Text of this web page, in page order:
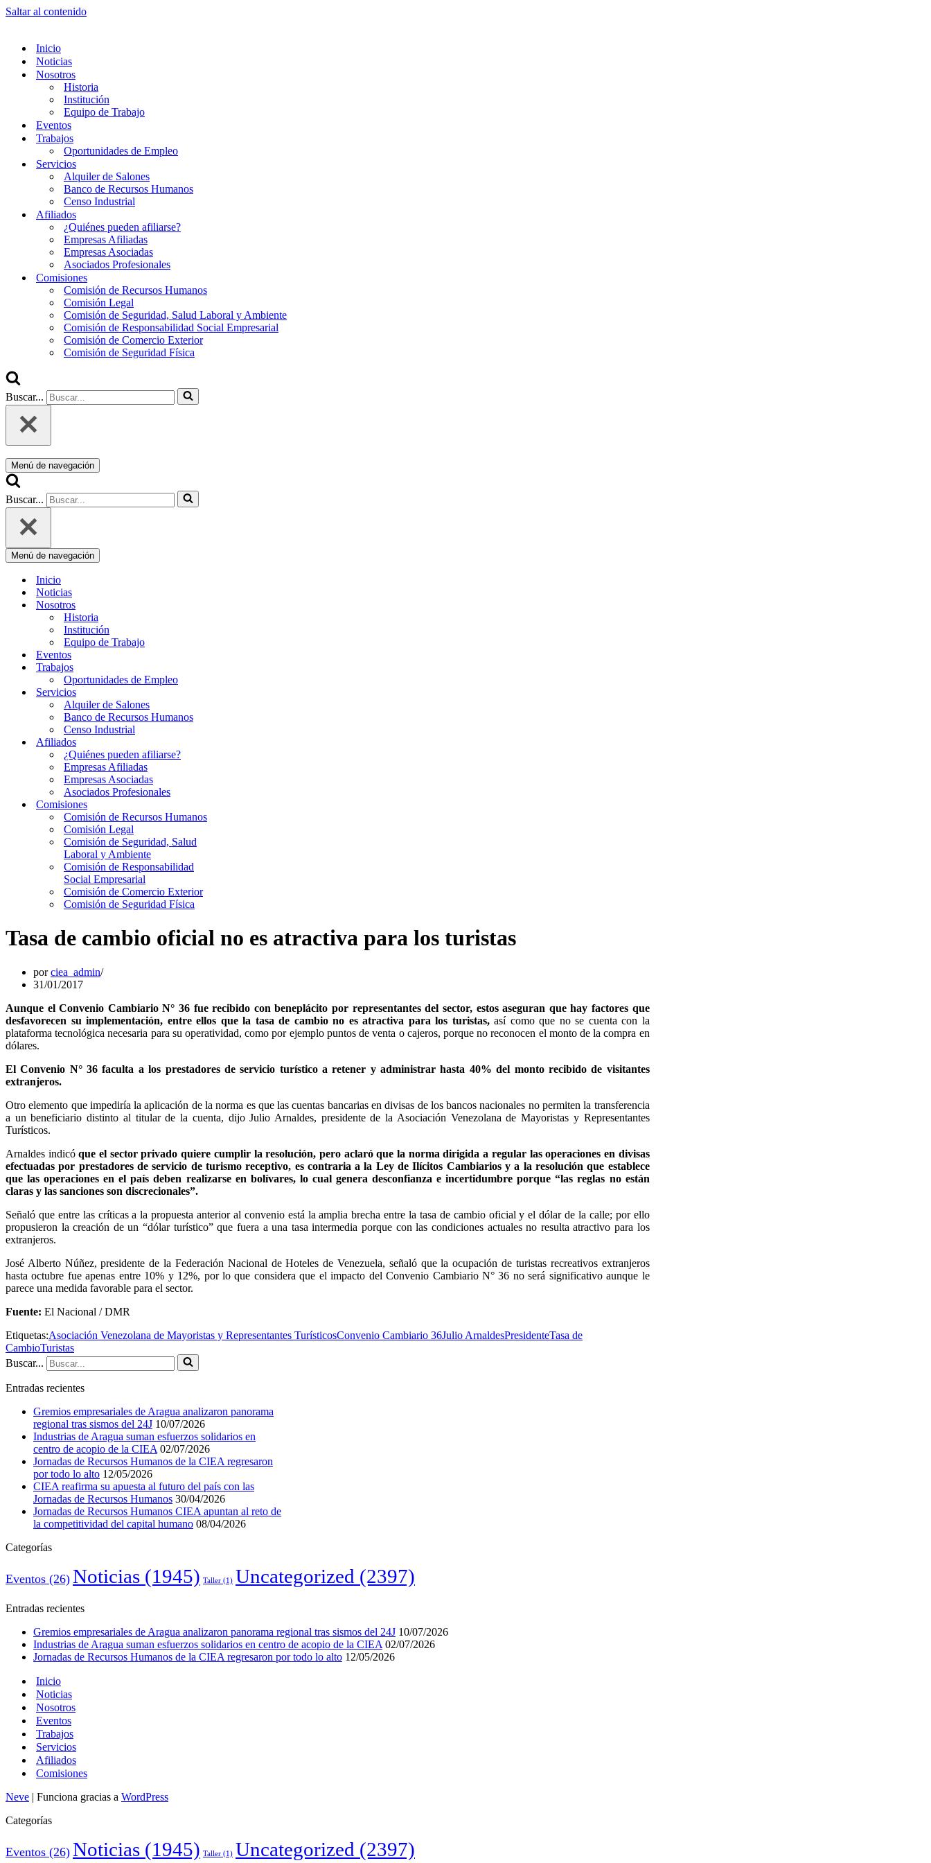
Saltar al contenido
Inicio
Noticias
Nosotros
Historia
Institución
Equipo de Trabajo
Eventos
Trabajos
Oportunidades de Empleo
Servicios
Alquiler de Salones
Banco de Recursos Humanos
Censo Industrial
Afiliados
¿Quiénes pueden afiliarse?
Empresas Afiliadas
Empresas Asociadas
Asociados Profesionales
Comisiones
Comisión de Recursos Humanos
Comisión Legal
Comisión de Seguridad, Salud Laboral y Ambiente
Comisión de Responsabilidad Social Empresarial
Comisión de Comercio Exterior
Comisión de Seguridad Física
Buscar...
Menú de navegación
Buscar...
Menú de navegación
Inicio
Noticias
Nosotros
Historia
Institución
Equipo de Trabajo
Eventos
Trabajos
Oportunidades de Empleo
Servicios
Alquiler de Salones
Banco de Recursos Humanos
Censo Industrial
Afiliados
¿Quiénes pueden afiliarse?
Empresas Afiliadas
Empresas Asociadas
Asociados Profesionales
Comisiones
Comisión de Recursos Humanos
Comisión Legal
Comisión de Seguridad, Salud
Laboral y Ambiente
Comisión de Responsabilidad
Social Empresarial
Comisión de Comercio Exterior
Comisión de Seguridad Física
Tasa de cambio oficial no es atractiva para los turistas
porciea_admin
31/01/2017
Aunque el Convenio Cambiario N° 36 fue recibido con beneplácito por representantes del sector, estos aseguran que hay factores que
desfavorecen su implementación, entre ellos que la tasa de cambio no es atractiva para los turistas,así como que no se cuenta con la
plataforma tecnológica necesaria para su operatividad, como por ejemplo puntos de venta o cajeros, porque no reconocen el monto de la compra en
dólares.
El Convenio N° 36 faculta a los prestadores de servicio turístico a retener y administrar hasta 40% del monto recibido de visitantes
extranjeros.
Otro elemento que impediría la aplicación de la norma es que las cuentas bancarias en divisas de los bancos nacionales no permiten la transferencia
a un beneficiario distinto al titular de la cuenta, dijo Julio Arnaldes, presidente de la Asociación Venezolana de Mayoristas y Representantes
Turísticos.
Arnaldes indicóque el sector privado quiere cumplir la resolución, pero aclaró que la norma dirigida a regular las operaciones en divisas
efectuadas por prestadores de servicio de turismo receptivo, es contraria a la Ley de Ilícitos Cambiarios y a la resolución que establece
que las operaciones en el país deben realizarse en bolívares, lo cual genera desconfianza e incertidumbre porque “las reglas no están
claras y las sanciones son discrecionales”.
Señaló que entre las críticas a la propuesta anterior al convenio está la amplia brecha entre la tasa de cambio oficial y el dólar de la calle; por ello
propusieron la creación de un “dólar turístico” que fuera a una tasa intermedia porque con las condiciones actuales no resulta atractivo para los
extranjeros.
José Alberto Núñez, presidente de la Federación Nacional de Hoteles de Venezuela, señaló que la ocupación de turistas recreativos extranjeros
hasta octubre fue apenas entre 10% y 12%, por lo que considera que el impacto del Convenio Cambiario N° 36 no será significativo aunque le
parece una medida favorable para el sector.
Fuente: El Nacional / DMR
Etiquetas:Asociación Venezolana de Mayoristas y Representantes TurísticosConvenio Cambiario 36Julio ArnaldesPresidenteTasa de
CambioTuristas
Buscar...
Entradas recientes
Gremios empresariales de Aragua analizaron panorama
regional tras sismos del 24J 10/07/2026
Industrias de Aragua suman esfuerzos solidarios en
centro de acopio de la CIEA 02/07/2026
Jornadas de Recursos Humanos de la CIEA regresaron
por todo lo alto 12/05/2026
CIEA reafirma su apuesta al futuro del país con las
Jornadas de Recursos Humanos 30/04/2026
Jornadas de Recursos Humanos CIEA apuntan al reto de
la competitividad del capital humano 08/04/2026
Categorías
Eventos (26) Noticias (1945) Taller (1) Uncategorized (2397)
Entradas recientes
Gremios empresariales de Aragua analizaron panorama regional tras sismos del 24J 10/07/2026
Industrias de Aragua suman esfuerzos solidarios en centro de acopio de la CIEA 02/07/2026
Jornadas de Recursos Humanos de la CIEA regresaron por todo lo alto 12/05/2026
Inicio
Noticias
Nosotros
Eventos
Trabajos
Servicios
Afiliados
Comisiones
Neve | Funciona gracias a WordPress
Categorías
Eventos (26) Noticias (1945) Taller (1) Uncategorized (2397)